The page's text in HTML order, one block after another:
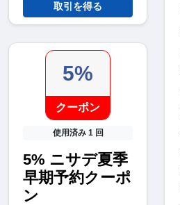
取引を得る
5%
クーポン
使用済み 1 回
5% ニサデ夏季
早期予約クーポ
ン